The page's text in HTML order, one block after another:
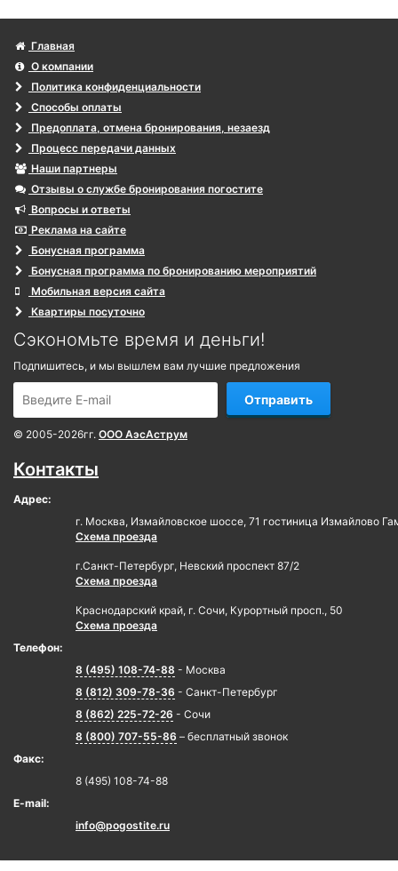
Главная
О компании
Политика конфиденциальности
Способы оплаты
Предоплата, отмена бронирования, незаезд
Процесс передачи данных
Наши партнеры
Отзывы о службе бронирования погостите
Вопросы и ответы
Реклама на сайте
Бонусная программа
Бонусная программа по бронированию мероприятий
Мобильная версия сайта
Квартиры посуточно
Сэкономьте время и деньги!
Подпишитесь, и мы вышлем вам лучшие предложения
Отправить
© 2005-2026гг. ООО АэсАструм
Контакты
Адрес:
г. Москва, Измайловское шоссе, 71 гостиница Измайлово
Схема проезда
г.Санкт-Петербург, Невский проспект 87/2
Схема проезда
Краснодарский край, г. Сочи, Курортный просп., 50
Схема проезда
Телефон:
8 (495) 108-74-88 - Москва
8 (812) 309-78-36 - Санкт-Петербург
8 (862) 225-72-26 - Сочи
8 (800) 707-55-86 – бесплатный звонок
Факс:
8 (495) 108-74-88
E-mail:
info@pogostite.ru